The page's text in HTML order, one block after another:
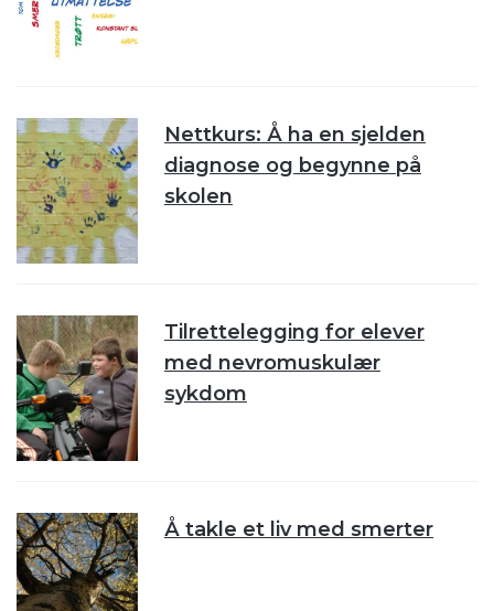
Nettkurs: Å ha en sjelden
diagnose og begynne på
skolen
Tilrettelegging for elever
med nevromuskulær
sykdom
Å takle et liv med smerter